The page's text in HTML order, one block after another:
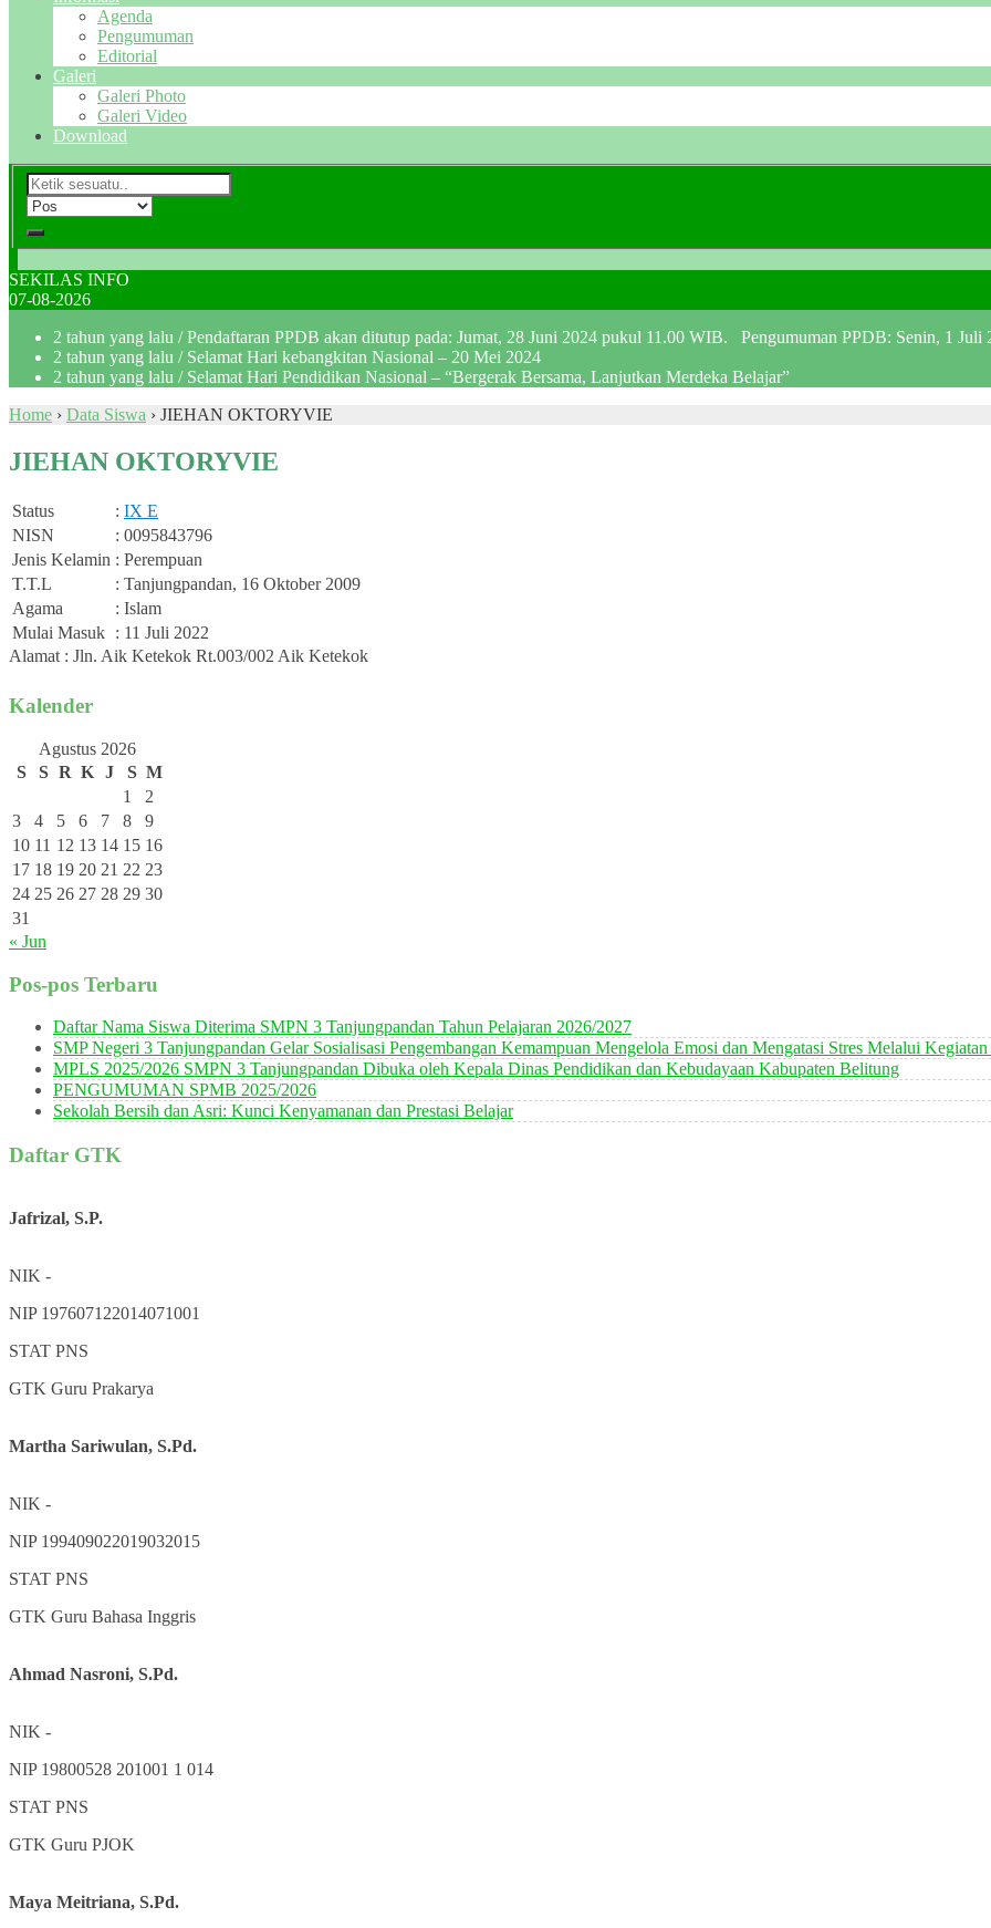
Agenda
Pengumuman
Editorial
Galeri
Galeri Photo
Galeri Video
Download
SEKILAS INFO
07-08-2026
2 tahun yang lalu / Pendaftaran PPDB akan ditutup pada: Jumat, 28 Juni 2024 pukul 11.00 WIB. Pengumuman PPDB: Senin, 1 Juli
2 tahun yang lalu / Selamat Hari kebangkitan Nasional – 20 Mei 2024
2 tahun yang lalu / Selamat Hari Pendidikan Nasional – “Bergerak Bersama, Lanjutkan Merdeka Belajar”
Home › Data Siswa › JIEHAN OKTORYVIE
JIEHAN OKTORYVIE
Status : IX E
NISN
: 0095843796
Jenis Kelamin : Perempuan
T.T.L
: Tanjungpandan, 16 Oktober 2009
Agama
: Islam
Mulai Masuk : 11 Juli 2022
Alamat : Jln. Aik Ketekok Rt.003/002 Aik Ketekok
Kalender
Agustus 2026
S
S R K J S M
1
2
3
4 5 6 7 8
9
10 11 12 13 14 15 16
17 18 19 20 21 22 23
24 25 26 27 28 29 30
31
« Jun
Pos-pos Terbaru
Daftar Nama Siswa Diterima SMPN 3 Tanjungpandan Tahun Pelajaran 2026/2027
SMP Negeri 3 Tanjungpandan Gelar Sosialisasi Pengembangan Kemampuan Mengelola Emosi dan Mengatasi Stres Melalui
MPLS 2025/2026 SMPN 3 Tanjungpandan Dibuka oleh Kepala Dinas Pendidikan dan Kebudayaan Kabupaten Belitung
PENGUMUMAN SPMB 2025/2026
Sekolah Bersih dan Asri: Kunci Kenyamanan dan Prestasi Belajar
Daftar GTK
Jafrizal, S.P.
NIK -
NIP 197607122014071001
STAT PNS
GTK Guru Prakarya
Martha Sariwulan, S.Pd.
NIK -
NIP 199409022019032015
STAT PNS
GTK Guru Bahasa Inggris
Ahmad Nasroni, S.Pd.
NIK -
NIP 19800528 201001 1 014
STAT PNS
GTK Guru PJOK
Maya Meitriana, S.Pd.